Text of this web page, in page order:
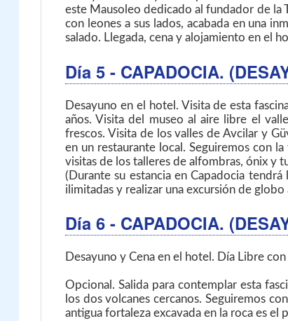
este Mausoleo dedicado al fundador de la
con leones a sus lados, acabada en una
salado. Llegada, cena y alojamiento en el
Día 5 - CAPADOCIA.
Desayuno en el hotel. Visita de esta
años. Visita del museo al aire libre el
frescos. Visita de los valles de Avcilar y
en un restaurante local. Seguiremos con la
visitas de los talleres de alfombras, ónix y
(Durante su estancia en Capadocia
ilimitadas y realizar una excursión de
Día 6 - CAPADOCIA.
Desayuno y Cena en el hotel. Día Libre
Opcional. Salida para contemplar esta
los dos volcanes cercanos. Seguiremos
antigua fortaleza excavada en la roca es